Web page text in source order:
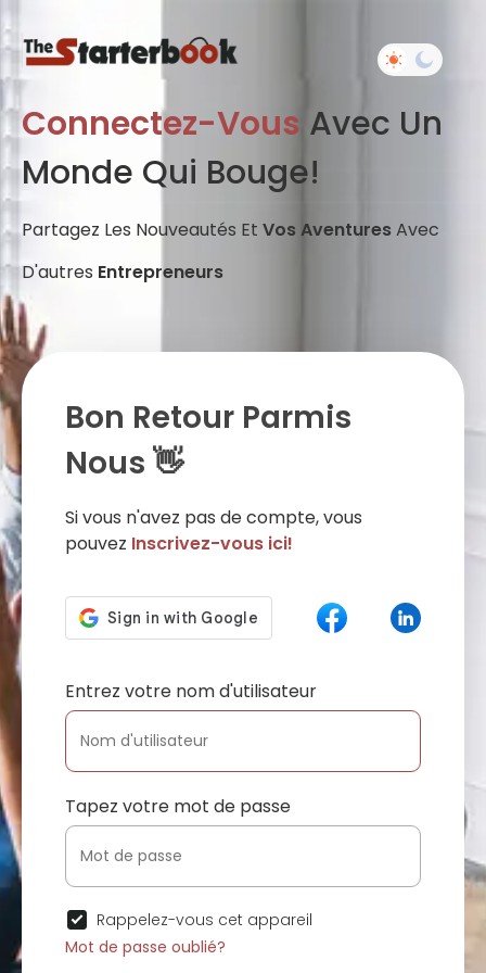
Connectez-Vous Avec Un
Monde Qui Bouge!
Partagez Les Nouveautés Et Vos AventuresAvec
D'autres Entrepreneurs
Bon Retour Parmis
Nous 👋
Si vous n'avez pas de compte, vous
pouvez Inscrivez-vous ici!
Entrez votre nom d'utilisateur
Tapez votre mot de passe
Rappelez-vous cet appareil
Mot de passe oublié?